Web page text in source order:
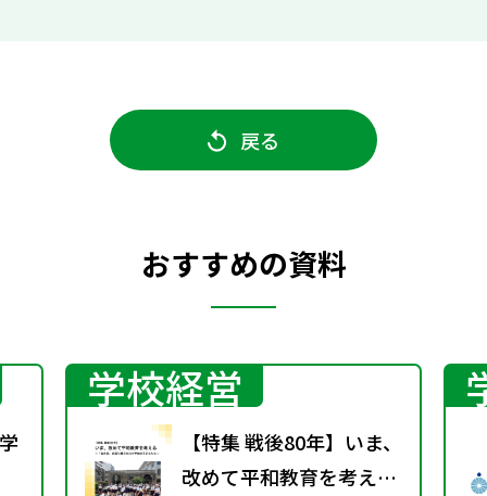
戻る
おすすめの資料
学校経営
【特集 戦後80年】いま、
改めて平和教育を考え